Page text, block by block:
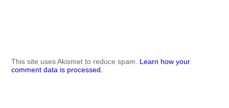
This site uses Akismet to reduce spam. Learn how your
comment data is processed.